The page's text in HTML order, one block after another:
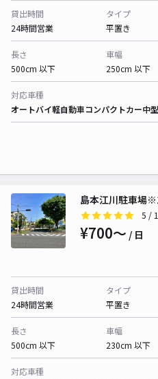
貸出時間
24時間営業
タイプ
平置き
長さ
500cm 以下
車幅
250cm 以下
対応車種
オートバイ軽自動車コンパクトカー中
島本江川駐車場
5 /
¥700〜 / 日
貸出時間
24時間営業
タイプ
平置き
長さ
500cm 以下
車幅
230cm 以下
対応車種